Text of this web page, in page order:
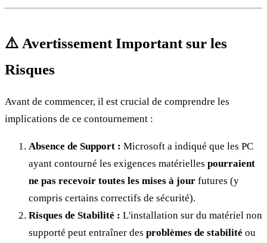
⚠️ Avertissement Important sur les
Risques
Avant de commencer, il est crucial de comprendre les
implications de ce contournement :
Absence de Support : Microsoft a indiqué que les PC
ayant contourné les exigences matérielles pourraient
ne pas recevoir toutes les mises à jour futures (y
compris certains correctifs de sécurité).
Risques de Stabilité : L'installation sur du matériel non
supporté peut entraîner des problèmes de stabilité ou